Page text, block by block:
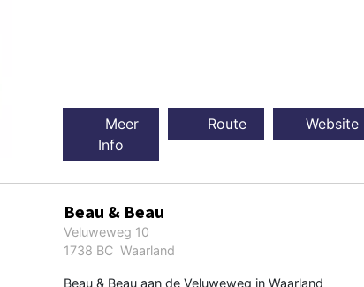
Meer
Info
Route Website
Beau & Beau
Veluweweg 10
1738 BC Waarland
Beau & Beau aan de Veluweweg in Waarland